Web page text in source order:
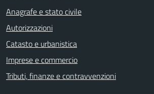
Anagrafe e stato civile
Autorizzazioni
Catasto e urbanistica
Imprese e commercio
Tributi, finanze e contravvenzioni